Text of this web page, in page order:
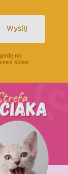
Wyślij
na
sklep